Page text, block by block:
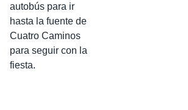
autobús para ir
hasta la fuente de
Cuatro Caminos
para seguir con la
fiesta.